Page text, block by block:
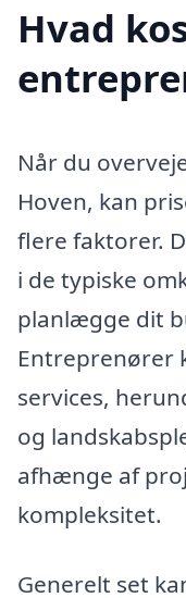
Hvad
Når du
Hoven, kan
flere faktorer.
i de typiske
planlægge dit
Entreprenører
services,
og
afhænge af
kompleksitet.
Generelt set